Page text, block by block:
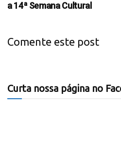
a 14ª Semana Cultural
Comente este post
Curta nossa página no